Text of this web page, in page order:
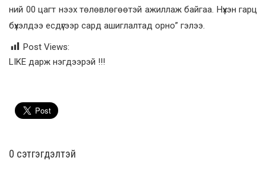
ний 00 цагт нээх төлөвлөгөөтэй ажиллаж байгаа. Нүхэн гарц
бүхэлдээ есдүгээр сард ашиглалтад орно” гэлээ.
Post Views:
LIKE дарж нэгдээрэй !!!
0 cэтгэгдэлтэй